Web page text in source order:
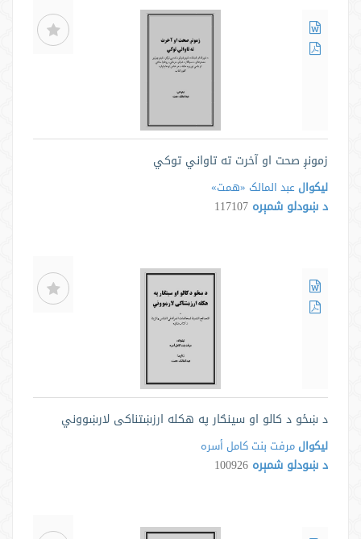
زمونږ صحت او آخرت ته تاواني توکي
لیکوال عبد المالک «همت»
د ښودلو شمېره 117107
د ښځو د کالو او سينګار په هکله ارزښتناکی لارښووني
لیکوالمرفت بنت کامل أسره
د ښودلو شمېره 100926